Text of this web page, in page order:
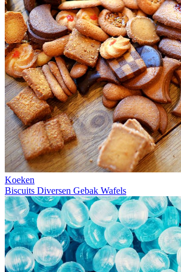
Koeken
Biscuits Diversen Gebak Wafels